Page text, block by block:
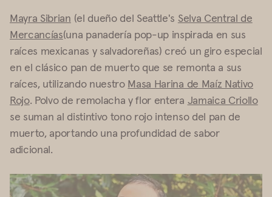
Mayra Sibrian (el dueño del Seattle's Selva Central de
Mercancías(una panadería pop-up inspirada en sus
raíces mexicanas y salvadoreñas) creó un giro especial
en el clásico pan de muerto que se remonta a sus
raíces, utilizando nuestro Masa Harina de Maíz Nativo
Rojo. Polvo de remolacha y flor entera Jamaica Criollo
se suman al distintivo tono rojo intenso del pan de
muerto, aportando una profundidad de sabor
adicional.